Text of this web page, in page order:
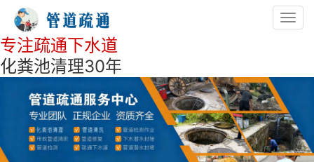
专注疏通下水道
化粪池清理30年